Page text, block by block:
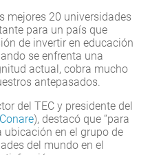
mejores 20 universidades
para un país que
de invertir en educación
se enfrenta una
actual, cobra mucho
antepasados.
del TEC y presidente del
Conare), destacó que “para
ubicación en el grupo de
del mundo en el